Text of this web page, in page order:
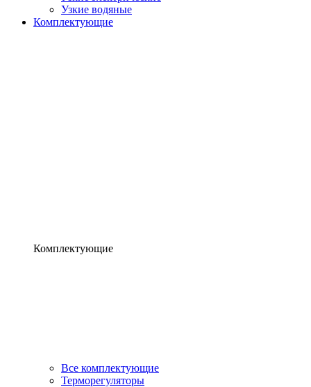
Узкие водяные
Комплектующие
Комплектующие
Все комплектующие
Терморегуляторы